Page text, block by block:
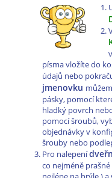
písma vložíte do
údajů nebo
jmenovku
pásky, pomocí
hladký povrch
pomocí šroubů,
objednávky v
šrouby nebo
Pro nalepení
co nejméně